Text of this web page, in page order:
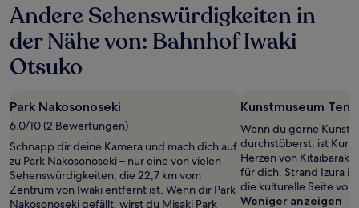
24 Stunden
für
einen
Aufenthalt
mit
2 Erwachsenen
gefunden
wurde.
Preise
und
Verfügbarkeiten
können
Andere Sehenswürdigkeiten in
der Nähe von: Bahnhof Iwaki
Otsuko
Park Nakosonoseki
6.0/10 (2 Bewertungen)
Schnapp dir deine Kamera und mach dich auf
zu Park Nakosonoseki – nur eine von vielen
Sehenswürdigkeiten, die 22,7 km vom
Zentrum von Iwaki entfernt ist. Wenn dir Park
Nakosonoseki gefällt, wirst du Misaki Park
Kunstmuseum
Wenn du gerne
durchstöberst, ist
Herzen von Kitaibaraki
für dich. Strand Izura
die kulturelle Seite von
Weniger anzeigen